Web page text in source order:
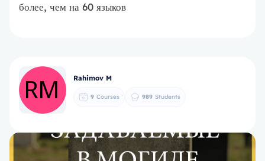
более, чем на 60 языков
Rahimov M
9 Courses 989 Students